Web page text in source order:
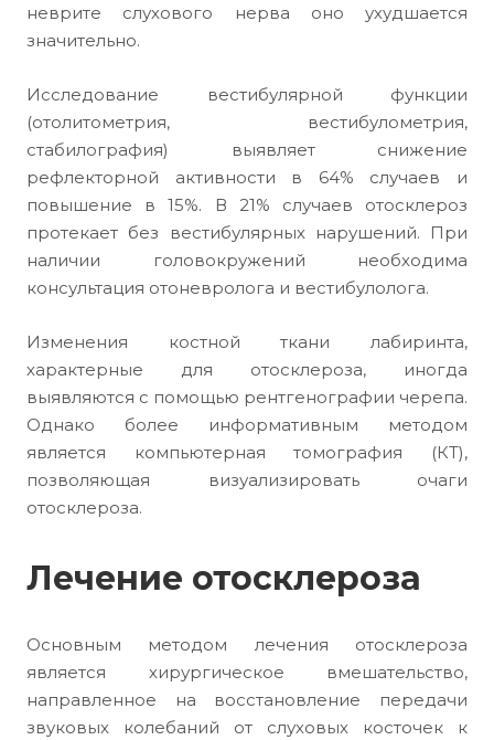
неврите слухового нерва оно ухудшается
значительно.
Исследование вестибулярной функции
(отолитометрия, вестибулометрия,
стабилография) выявляет снижение
рефлекторной активности в 64% случаев и
повышение в 15%. В 21% случаев отосклероз
протекает без вестибулярных нарушений. При
наличии головокружений необходима
консультация отоневролога и вестибулолога.
Изменения костной ткани лабиринта,
характерные для отосклероза, иногда
выявляются с помощью рентгенографии черепа.
Однако более информативным методом
является компьютерная томография (КТ),
позволяющая визуализировать очаги
отосклероза.
Лечение отосклероза
Основным методом лечения отосклероза
является хирургическое вмешательство,
направленное на восстановление передачи
звуковых колебаний от слуховых косточек к